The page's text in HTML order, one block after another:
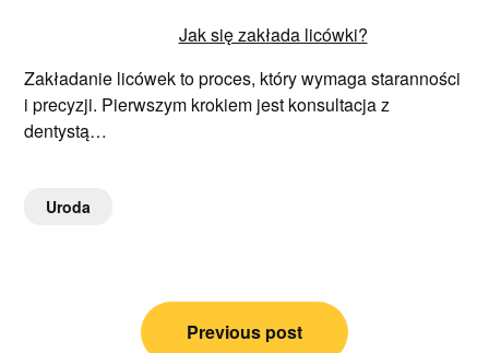
Jak się zakłada licówki?
Zakładanie licówek to proces, który wymaga staranności
i precyzji. Pierwszym krokiem jest konsultacja z
dentystą…
Uroda
Nawigacja
Previous post